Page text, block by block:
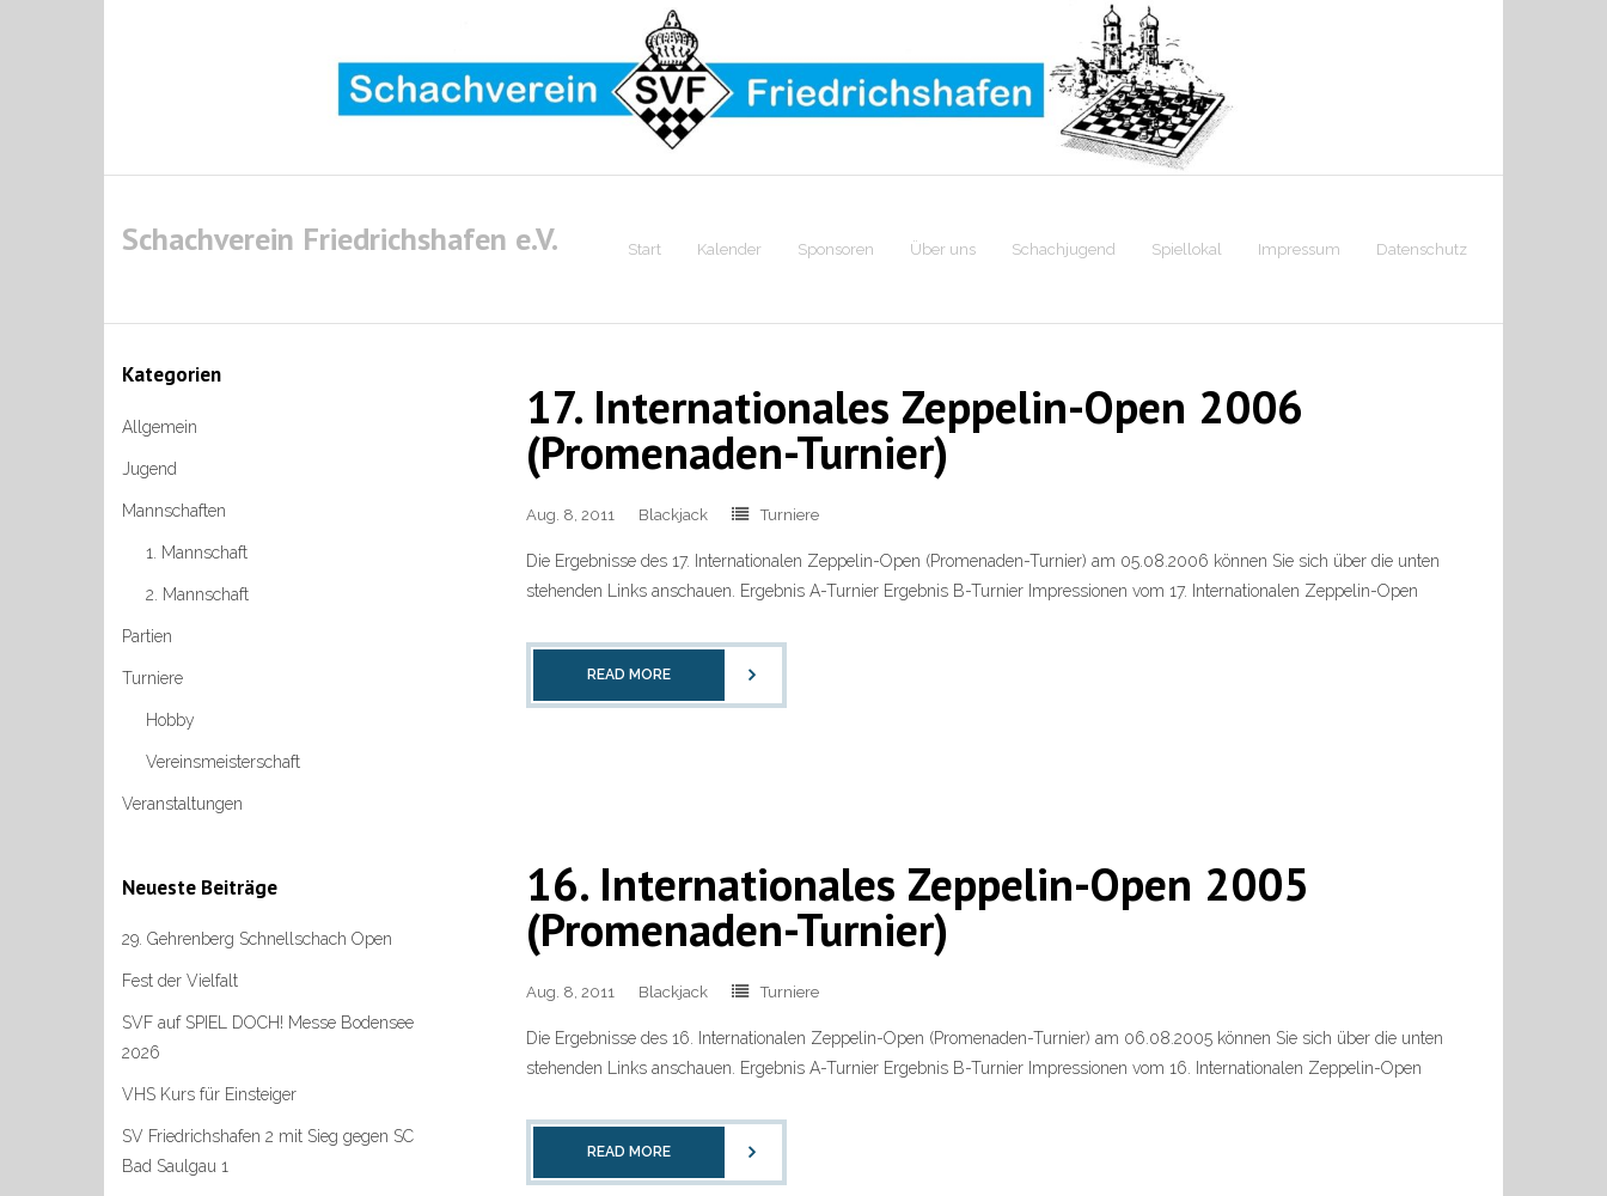
Schachverein Friedrichshafen e.V. Start Kalender Sponsoren Über uns Schachjugend Spiellokal Impressum Datenschutz
17. Internationales Zeppelin-Open 2006
(Promenaden-Turnier)
Aug. 8, 2011 Blackjack Turniere
Die Ergebnisse des 17. Internationalen Zeppelin-Open (Promenaden-Turnier) am 05.08.2006 können Sie sich über die unten
stehenden Links anschauen. Ergebnis A-Turnier Ergebnis B-Turnier Impressionen vom 17. Internationalen Zeppelin-Open
READ MORE
16. Internationales Zeppelin-Open 2005
(Promenaden-Turnier)
Aug. 8, 2011 Blackjack Turniere
Die Ergebnisse des 16. Internationalen Zeppelin-Open (Promenaden-Turnier) am 06.08.2005 können Sie sich über die unten
stehenden Links anschauen. Ergebnis A-Turnier Ergebnis B-Turnier Impressionen vom 16. Internationalen Zeppelin-Open
READ MORE
Kategorien
Allgemein
Jugend
Mannschaften
1. Mannschaft
2. Mannschaft
Partien
Turniere
Hobby
Vereinsmeisterschaft
Veranstaltungen
Neueste Beiträge
29. Gehrenberg Schnellschach Open
Fest der Vielfalt
SVF auf SPIEL DOCH! Messe Bodensee
2026
VHS Kurs für Einsteiger
SV Friedrichshafen 2 mit Sieg gegen SC
Bad Saulgau 1